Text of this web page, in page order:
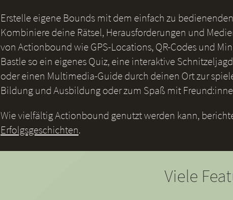
Erstelle eigene Bounds mit dem einfach zu bedienenden
Kombiniere deine Rätsel, Herausforderungen und
von Actionbound wie GPS-Locations, QR-Codes und
Bastle so ein eigenes Quiz, eine interaktive
oder einen Multimedia-Guide durch deinen Ort zur
Bildung und Ausbildung oder zum Spaß mit
Wie vielfältig Actionbound genutzt werden kann,
Erfolgsgeschichten.
Viele